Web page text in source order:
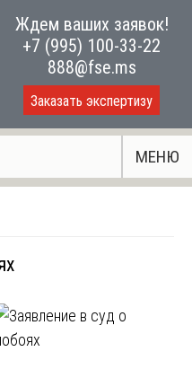
Ждем ваших заявок!
+7 (995) 100-33-22
888@fse.ms
Заказать экспертизу
МЕНЮ